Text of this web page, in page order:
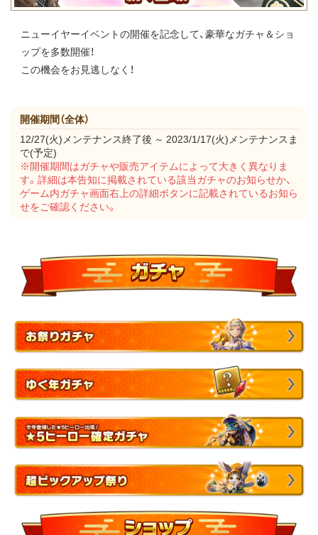
ニューイヤーイベントの開催を記念して、豪華なガチャ＆ショ
ップを多数開催！
この機会をお見逃しなく！
開催期間（全体）
12/27(火)メンテナンス終了後 ～ 2023/1/17(火)メンテナンスま
で(予定)
※開催期間はガチャや販売アイテムによって大きく異なりま
す。詳細は本告知に掲載されている該当ガチャのお知らせか、
ゲーム内ガチャ画面右上の詳細ボタンに記載されているお知ら
せをご確認ください。